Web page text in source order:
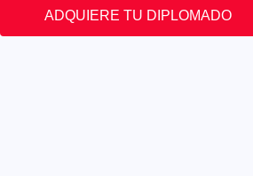
ADQUIERE TU DIPLOMADO